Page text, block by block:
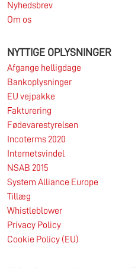
Nyhedsbrev
Om os
NYTTIGE OPLYSNINGER
Afgange helligdage
Bankoplysninger
EU vejpakke
Fakturering
Fødevarestyrelsen
Incoterms 2020
Internetsvindel
NSAB 2015
System Alliance Europe
Tillæg
Whistleblower
Privacy Policy
Cookie Policy (EU)